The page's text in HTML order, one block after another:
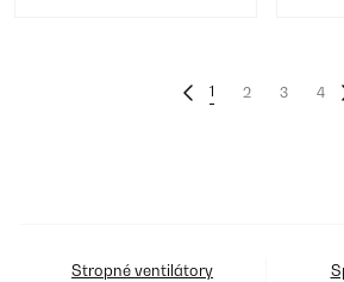
1 2 3 4
Stropné ventilátory